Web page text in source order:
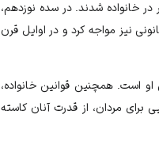
خانواده شدند. در سده نوزدهم،
نیز مواجه کرد و در اوایل قرن
است. همچنین قوانین خانواده،
مردان، از قدرت آنان کاسته